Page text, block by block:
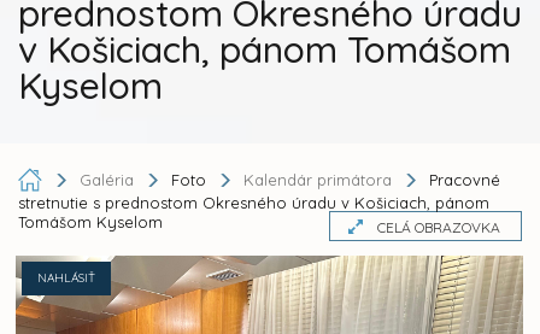
prednostom Okresného úradu
v Košiciach, pánom Tomášom
Kyselom
Galéria Foto Kalendár primátora
Pracovné
stretnutie s prednostom Okresného úradu v Košiciach, pánom
Tomášom Kyselom
CELÁ OBRAZOVKA
NAHLÁSIŤ